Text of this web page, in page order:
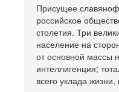
Присущее
российское
столетия. Три
население на
от основной массы
интеллигенция;
всего уклада